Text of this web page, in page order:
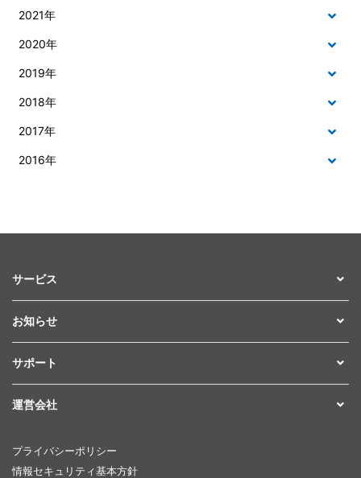
2021年
2020年
2019年
2018年
2017年
2016年
サービス
お知らせ
サポート
運営会社
プライバシーポリシー
情報セキュリティ基本方針